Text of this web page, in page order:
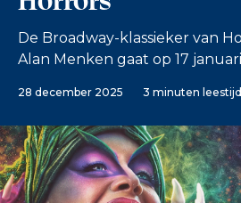
De Broadway-klassieker van
Alan Menken gaat op 17
28 december 2025 3 minuten leestijd